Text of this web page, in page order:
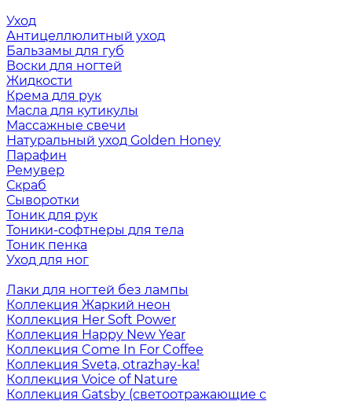
Уход
Антицеллюлитный уход
Бальзамы для губ
Воски для ногтей
Жидкости
Крема для рук
Масла для кутикулы
Массажные свечи
Натуральный уход Golden Honey
Парафин
Ремувер
Скраб
Сыворотки
Тоник для рук
Тоники-софтнеры для тела
Тоник пенка
Уход для ног
Лаки для ногтей без лампы
Коллекция Жаркий неон
Коллекция Her Soft Power
Коллекция Happy New Year
Коллекция Come In For Coffee
Коллекция Sveta, otrazhay-ka!
Коллекция Voice of Nature
Коллекция Gatsby (светоотражающие с